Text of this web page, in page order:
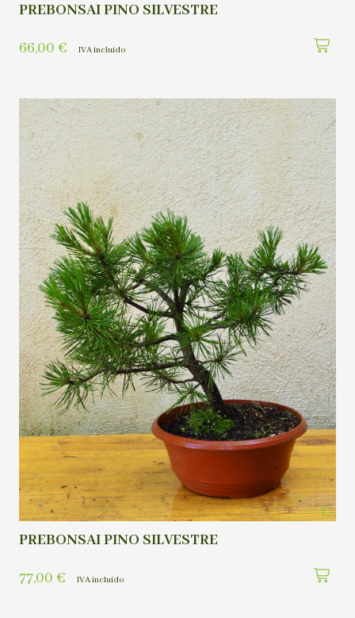
PREBONSAI PINO SILVESTRE
66,00 € IVA incluído
PREBONSAI PINO SILVESTRE
77,00 € IVA incluído